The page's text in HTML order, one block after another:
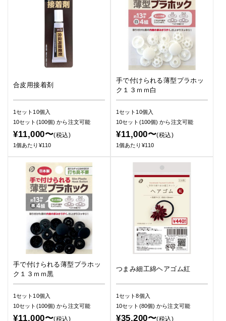
合皮用接着剤
1セット10個入
10セット(100個)から注文可能
¥11,000〜(税込)
1個あたり¥110
手で付けられる薄型プラホッ
ク１３ｍｍ白
1セット10個入
10セット(100個)から注文可能
¥11,000〜(税込)
1個あたり¥110
手で付けられる薄型プラホッ
ク１３ｍｍ黒
1セット10個入
10セット(100個)から注文可能
¥11,000〜(税込)
つまみ細工綿ヘアゴム紅
1セット8個入
10セット(80個)から注文可能
¥35,200〜(税込)